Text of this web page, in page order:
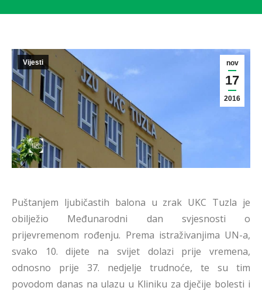
nov
17
2016
Vijesti
Puštanjem ljubičastih balona u zrak UKC Tuzla je
obilježio Međunarodni dan svjesnosti o
prijevremenom rođenju. Prema istraživanjima UN-a,
svako 10. dijete na svijet dolazi prije vremena,
odnosno prije 37. nedjelje trudnoće, te su tim
povodom danas na ulazu u Kliniku za dječije bolesti i